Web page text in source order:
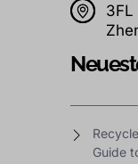
3FL
Guide